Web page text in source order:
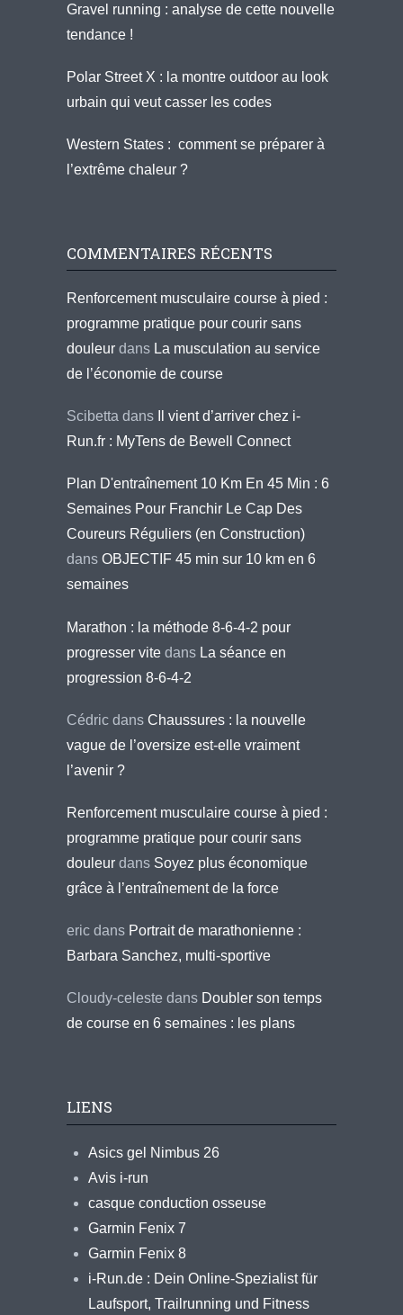
Gravel running : analyse de cette nouvelle
tendance !
Polar Street X : la montre outdoor au look
urbain qui veut casser les codes
Western States : comment se préparer à
l’extrême chaleur ?
COMMENTAIRES RÉCENTS
Renforcement musculaire course à pied :
programme pratique pour courir sans
douleur dans La musculation au service
de l’économie de course
Scibetta dans
Il vient d’arriver chez i-
Run.fr : MyTens de Bewell Connect
Plan D'entraînement 10 Km En 45 Min : 6
Semaines Pour Franchir Le Cap Des
Coureurs Réguliers (en Construction)
dans OBJECTIF 45 min sur 10 km en 6
semaines
Marathon : la méthode 8-6-4-2 pour
progresser vite dans La séance en
progression 8-6-4-2
Cédric dans Chaussures : la nouvelle
vague de l’oversize est-elle vraiment
l’avenir ?
Renforcement musculaire course à pied :
programme pratique pour courir sans
douleur dans Soyez plus économique
grâce à l’entraînement de la force
eric dans Portrait de marathonienne :
Barbara Sanchez, multi-sportive
Cloudy-celeste dans Doubler son temps
de course en 6 semaines : les plans
LIENS
Asics gel Nimbus 26
Avis i-run
casque conduction osseuse
Garmin Fenix 7
Garmin Fenix 8
i-Run.de : Dein Online-Spezialist für
Laufsport, Trailrunning und Fitness